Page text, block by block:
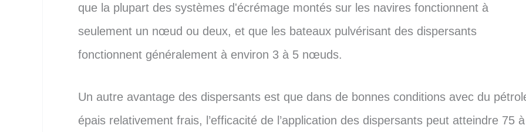
que la plupart des systèmes d'écrémage montés sur les navires fonctionnent à
seulement un nœud ou deux, et que les bateaux pulvérisant des dispersants
fonctionnent généralement à environ 3 à 5 nœuds.
Un autre avantage des dispersants est que dans de bonnes conditions avec du
épais relativement frais, l’efficacité de l’application des dispersants peut atteindre 75 à